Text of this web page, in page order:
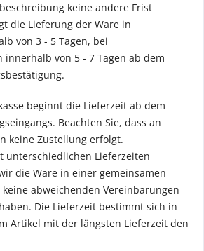
keine andere Frist
die Lieferung der Ware in
von 3 - 5 Tagen, bei
von 5 - 7 Tagen ab dem
beginnt die Lieferzeit ab dem
Beachten Sie, dass an
keine Zustellung erfolgt.
unterschiedlichen Lieferzeiten
die Ware in einer gemeinsamen
abweichenden Vereinbarungen
Die Lieferzeit bestimmt sich in
Artikel mit der längsten Lieferzeit den